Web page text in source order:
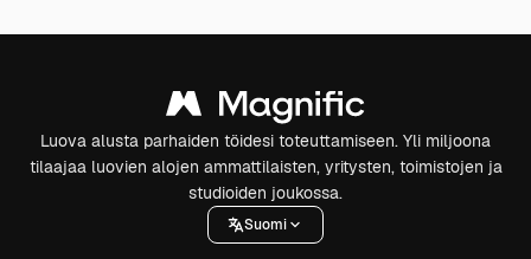
Luova alusta parhaiden töidesi toteuttamiseen. Yli miljoona
tilaajaa luovien alojen ammattilaisten, yritysten, toimistojen ja
studioiden joukossa.
Suomi